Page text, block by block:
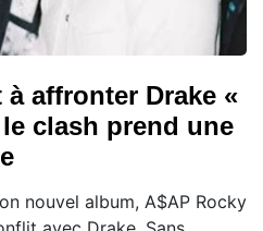
affronter Drake «
clash prend une
nouvel album, A$AP Rocky